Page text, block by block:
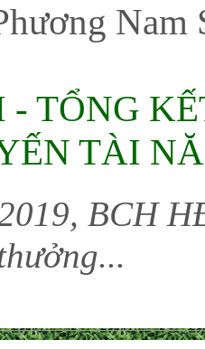
Nam
TỔNG
TÀI
BCH